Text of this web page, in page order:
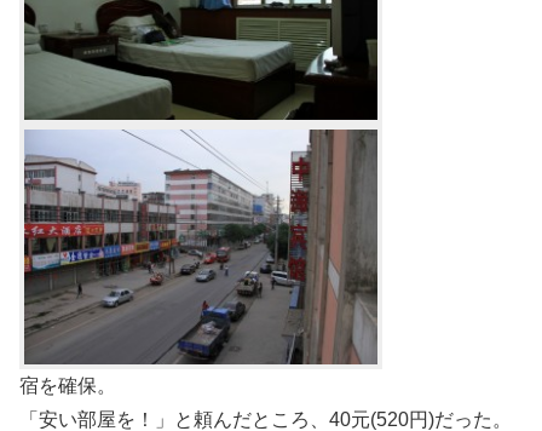
宿を確保。
「安い部屋を！」と頼んだところ、40元(520円)だった。